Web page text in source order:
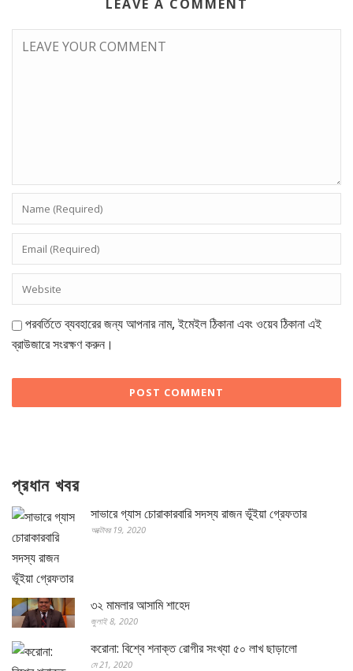
LEAVE A COMMENT
পরবর্তিতে ব্যবহারের জন্য আপনার নাম, ইমেইল ঠিকানা এবং ওয়েব ঠিকানা এই
ব্রাউজারে সংরক্ষণ করুন।
প্রধান খবর
সাভারে গ্যাস চোরাকারবারি সদস্য রাজন ভূঁইয়া গ্রেফতার
অক্টোবর 19, 2020
৩২ মামলার আসামি শাহেদ
জুলাই 8, 2020
করোনা: বিশ্বে শনাক্ত রোগীর সংখ্যা ৫০ লাখ ছাড়ালো
মে 21, 2020